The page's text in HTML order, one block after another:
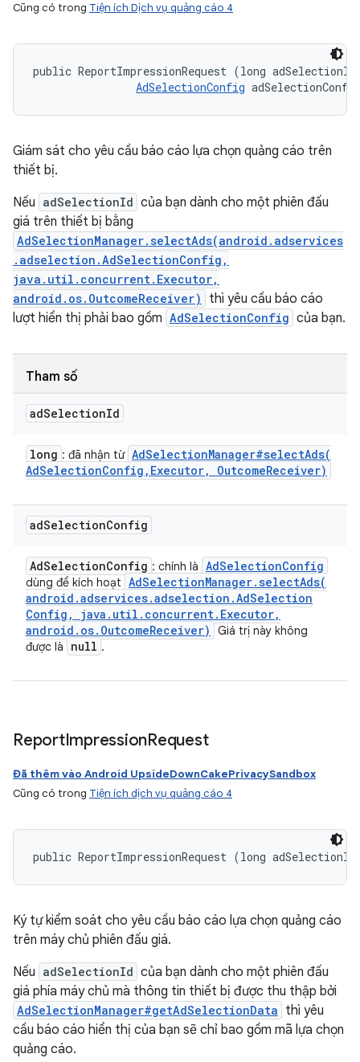
Cũng có trong Tiện ích Dịch vụ quảng cáo 4
public ReportImpressionRequest (long
AdSelectionConfig
Giám sát cho yêu cầu báo cáo lựa chọn quảng cáo trên
thiết bị.
Nếu adSelectionId của bạn dành cho một phiên đấu
giá trên thiết bị bằng
AdSelectionManager.selectAds(android.adservices
.adselection.AdSelectionConfig,
java.util.concurrent.Executor,
android.os.OutcomeReceiver)
thì yêu cầu báo cáo
lượt hiển thị phải bao gồm AdSelectionConfig của bạn.
Tham số
adSelectionId
long : đã nhận từ AdSelectionManager#selectAds(
AdSelectionConfig , Executor, OutcomeReceiver)
adSelectionConfig
AdSelectionConfig : chính là AdSelectionConfig
dùng để kích hoạt AdSelectionManager.selectAds(
android .adservices.adselection .AdSelection
Config , java . util . concurrent. Executor,
android . os. OutcomeReceiver)
Giá trị này không
được là
null .
ReportImpressionRequest
Đã thêm vào Android UpsideDownCakePrivacySandbox
Cũng có trong Tiện ích dịch vụ quảng cáo 4
public ReportImpressionRequest (long
Ký tự kiểm soát cho yêu cầu báo cáo lựa chọn quảng cáo
trên máy chủ phiên đấu giá.
Nếu adSelectionId của bạn dành cho một phiên đấu
giá phía máy chủ mà thông tin thiết bị được thu thập bởi
AdSelectionManager#getAdSelectionData thì yêu
cầu báo cáo hiển thị của bạn sẽ chỉ bao gồm mã lựa chọn
quảng cáo.